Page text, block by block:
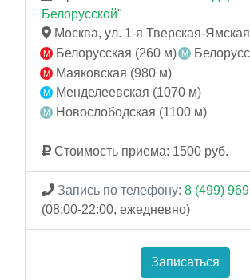
Белорусской"
Москва, ул. 1-я Тверская-
Белорусская (260 м)
Маяковская (980 м)
Менделеевская (1070 м)
Новослободская (1100 м)
Стоимость приема: 1500 руб.
Запись по телефону: 8 (499)
(08:00-22:00, ежедневно)
Записаться